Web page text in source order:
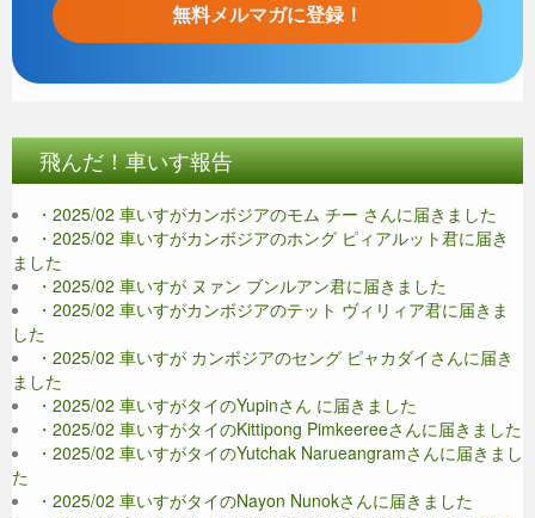
飛んだ！車いす報告
・2025/02 車いすがカンボジアのモム チー さんに届きました
・2025/02 車いすがカンボジアのホング ピィアルット君に届き
ました
・2025/02 車いすが ヌァン ブンルアン君に届きました
・2025/02 車いすがカンボジアのテット ヴィリィア君に届きま
した
・2025/02 車いすが カンボジアのセング ピャカダイさんに届き
ました
・2025/02 車いすがタイのYupinさん に届きました
・2025/02 車いすがタイのKittipong Pimkeereeさんに届きました
・2025/02 車いすがタイのYutchak Narueangramさんに届きまし
た
・2025/02 車いすがタイのNayon Nunokさんに届きました